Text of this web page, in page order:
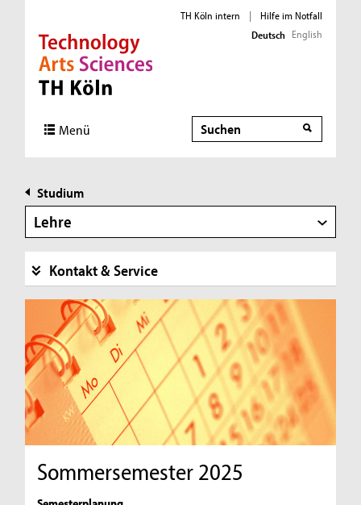
Direkt zur Hauptnavigation
Direkt zur Subnavigation
Direkt zum Inhalt
Direkt zum Fußbereich
TH Köln intern |
Hilfe im Notfall
Deutsch English
Menü Suche
Suche
Studium
Lehre
Kontakt & Service
Sommersemester 2025